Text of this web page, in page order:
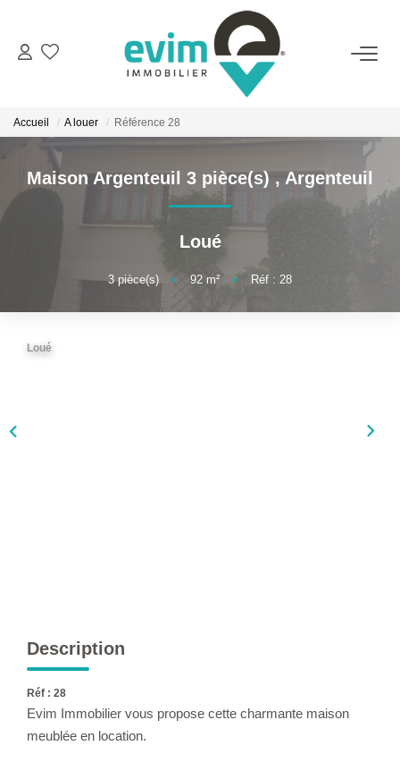
ACHETER
LOUER
ESTIMER
VENDRE
Accueil A louer Référence 28
Maison Argenteuil 3 pièce(s) , Argenteuil
Loué
3pièce(s) • 92 m² • Réf : 28
Loué
Description
Réf : 28
Evim Immobilier vous propose cette charmante maison
meublée en location.